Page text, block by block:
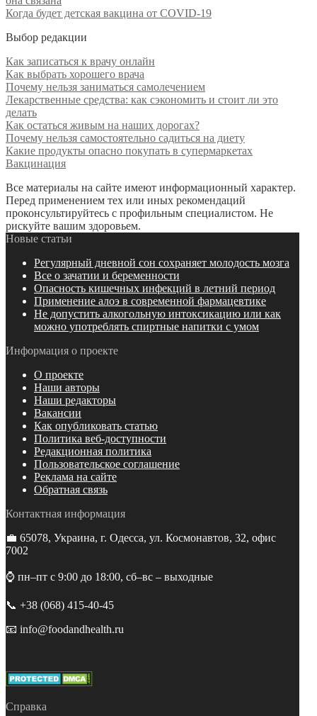
Когда будет детская вакцина от COVID-19
Выбор редакции
Как записаться к врачу онлайн
Как выбрать хорошего врача
Почему нельзя заниматься самолечением
Лекарственные средства: как сэкономить и стоит ли это
делать
Как остаться живым на наших дорогах?
Почему нельзя самостоятельно садиться на диету
Какие продукты опасно покупать в супермаркетах
Вакцинация
Все материалы на сайте имеют информационный характер.
Перед применением тех или иных рекомендаций
проконсультируйтесь с профильным специалистом. Не
рискуйте вашим здоровьем.
Новые статьи
Регулярный дневной сон сохраняет молодость мозга
Все о зачатии и беременности
Опасность кишечных инфекций в летний период
Применение алоэ в современной фармацевтике
Не допустить алкогольную интоксикацию или как
можно употреблять спиртные напитки с умом
Информация о проекте
О проекте
Наши авторы
Наши редакторы
Вакансии
Как опубликовать статью
Политика веб-доступности
Редакционная политика
Пользовательское соглашение
Реклама на сайте
Обратная связь
Контактная информация
💼 65078, Украина, г. Одесса, ул. Космонавтов, 32, офис
7002
⌚️ пн–пт с 9:00 до 18:00, сб–вс – выходные
📞 +38 (068) 415-40-45
📧 info@foodandhealth.ru
Справка